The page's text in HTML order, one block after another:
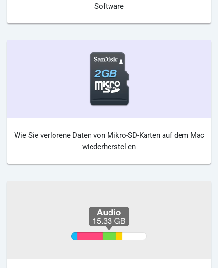
Software
Wie Sie verlorene Daten von Mikro-SD-Karten auf dem Mac
wiederherstellen